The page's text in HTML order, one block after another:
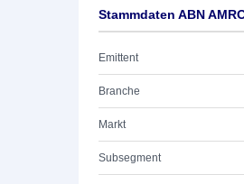
Stammdaten ABN
Emittent
Branche
Markt
Subsegment